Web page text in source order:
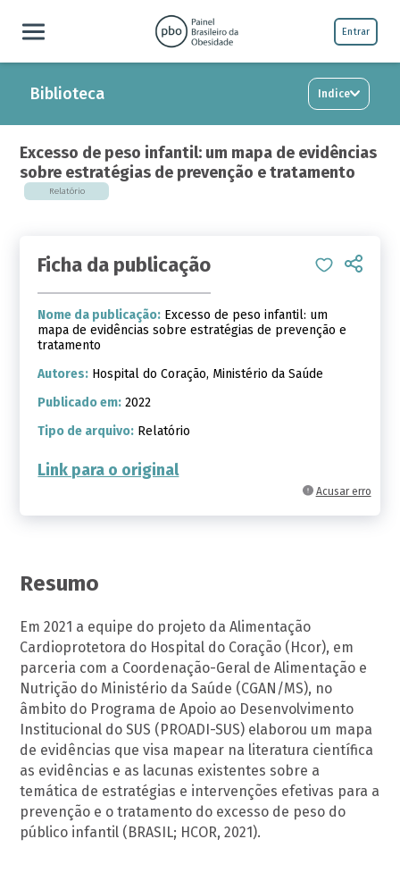
Entrar
Biblioteca Indice
Excesso de peso infantil: um mapa de evidências
sobre estratégias de prevenção e tratamento
Relatório
Acusar erro
Ficha da publicação
Nome da publicação: Excesso de peso infantil: um
mapa de evidências sobre estratégias de prevenção e
tratamento
Autores: Hospital do Coração, Ministério da Saúde
Publicado em: 2022
Tipo de arquivo: Relatório
Link para o original
Resumo
Em 2021 a equipe do projeto da Alimentação
Cardioprotetora do Hospital do Coração (Hcor), em
parceria com a Coordenação-Geral de Alimentação e
Nutrição do Ministério da Saúde (CGAN/MS), no
âmbito do Programa de Apoio ao Desenvolvimento
Institucional do SUS (PROADI-SUS) elaborou um mapa
de evidências que visa mapear na literatura científica
as evidências e as lacunas existentes sobre a
temática de estratégias e intervenções efetivas para a
prevenção e o tratamento do excesso de peso do
público infantil (BRASIL; HCOR, 2021).